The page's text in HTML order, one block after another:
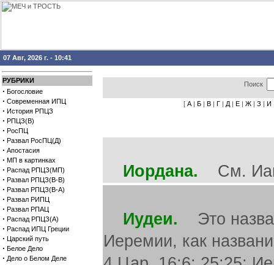
07 Авг, 2026 г. - 10:41
РУБРИКИ
· Богословие
· Современная ИПЦ
· История РПЦЗ
· РПЦЗ(В)
· РосПЦ
· Развал РосПЦ(Д)
· Апостасия
· МП в картинках
· Распад РПЦЗ(МП)
· Развал РПЦЗ(В-В)
· Развал РПЦЗ(В-А)
· Развал РИПЦ
· Развал РПАЦ
· Распад РПЦЗ(А)
· Распад ИПЦ Греции
· Царский путь
· Белое Дело
· Дело о Белом Деле
Поиск
[ А | Б | В | Г | Д | Е | Ж | З | И
Иордана. См.
Иудеи. Это
Иеремии, как